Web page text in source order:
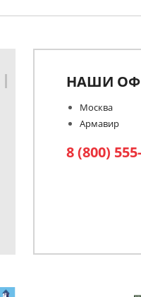
НАШИ
Москва
Армавир
8 (800)